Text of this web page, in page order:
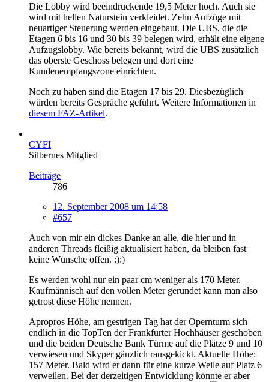
Die Lobby wird beeindruckende 19,5 Meter hoch. Auch sie
wird mit hellen Naturstein verkleidet. Zehn Aufzüge mit
neuartiger Steuerung werden eingebaut. Die UBS, die die
Etagen 6 bis 16 und 30 bis 39 belegen wird, erhält eine eigene
Aufzugslobby. Wie bereits bekannt, wird die UBS zusätzlich
das oberste Geschoss belegen und dort eine
Kundenempfangszone einrichten.
Noch zu haben sind die Etagen 17 bis 29. Diesbezüglich
würden bereits Gespräche geführt. Weitere Informationen in
diesem FAZ-Artikel.
CYFI
Silbernes Mitglied
Beiträge
786
12. September 2008 um 14:58
#657
Auch von mir ein dickes Danke an alle, die hier und in
anderen Threads fleißig aktualisiert haben, da bleiben fast
keine Wünsche offen. :):)
Es werden wohl nur ein paar cm weniger als 170 Meter.
Kaufmännisch auf den vollen Meter gerundet kann man also
getrost diese Höhe nennen.
Apropros Höhe, am gestrigen Tag hat der Opernturm sich
endlich in die TopTen der Frankfurter Hochhäuser geschoben
und die beiden Deutsche Bank Türme auf die Plätze 9 und 10
verwiesen und Skyper gänzlich rausgekickt. Aktuelle Höhe:
157 Meter. Bald wird er dann für eine kurze Weile auf Platz 6
verweilen. Bei der derzeitigen Entwicklung könnte er aber